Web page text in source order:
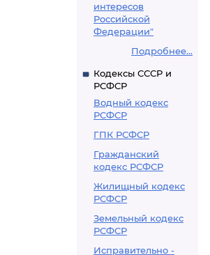
интересов
Российской
Федерации"
Подробнее...
Кодексы СССР и
РСФСР
Водный кодекс
РСФСР
ГПК РСФСР
Гражданский
кодекс РСФСР
Жилищный кодекс
РСФСР
Земельный кодекс
РСФСР
Исправительно -